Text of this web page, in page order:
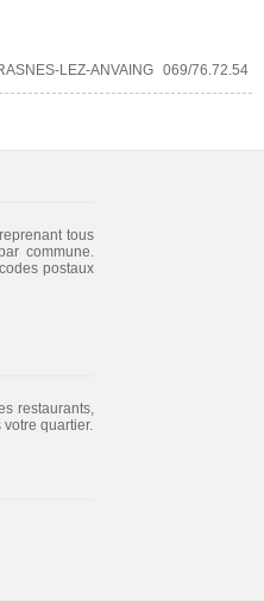
LEZ-ANVAING 069/76.72.54
tous
commune.
postaux
restaurants,
quartier.